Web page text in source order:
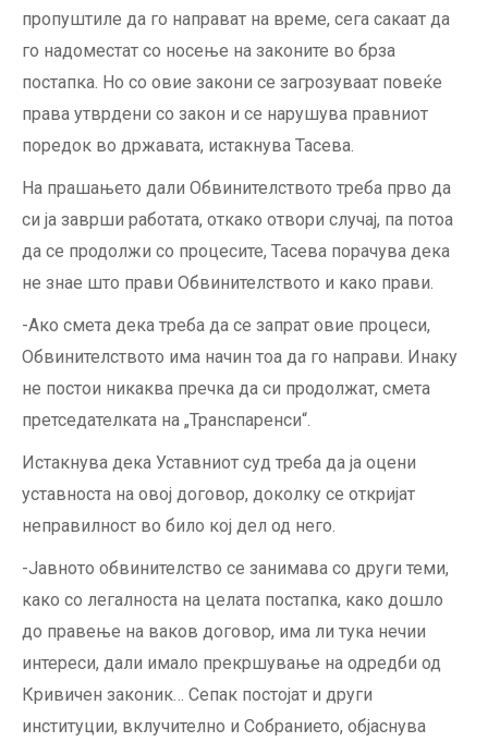
пропуштиле да го направат на време, сега сакаат да
го надоместат со носење на законите во брза
постапка. Но со овие закони се загрозуваат повеќе
права утврдени со закон и се нарушува правниот
поредок во државата, истакнува Тасева.
На прашањето дали Обвинителството треба прво да
си ја заврши работата, откако отвори случај, па потоа
да се продолжи со процесите, Тасева порачува дека
не знае што прави Обвинителството и како прави.
-Ако смета дека треба да се запрат овие процеси,
Обвинителството има начин тоа да го направи. Инаку
не постои никаква пречка да си продолжат, смета
претседателката на „Транспаренси“.
Истакнува дека Уставниот суд треба да ја оцени
уставноста на овој договор, доколку се откријат
неправилност во било кој дел од него.
-Јавното обвинителство се занимава со други теми,
како со легалноста на целата постапка, како дошло
до правење на ваков договор, има ли тука нечии
интереси, дали имало прекршување на одредби од
Кривичен законик… Сепак постојат и други
институции, вклучително и Собранието, објаснува